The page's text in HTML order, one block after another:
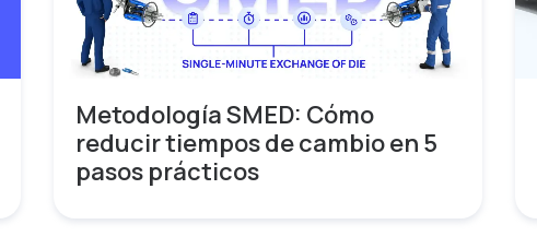
Metodología SMED: Cómo
reducir tiempos de cambio en 5
pasos prácticos